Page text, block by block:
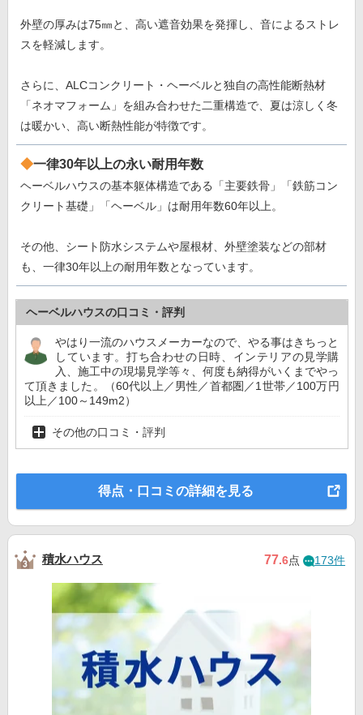
外壁の厚みは75㎜と、高い遮音効果を発揮し、音によるストレ
スを軽減します。
さらに、ALCコンクリート・ヘーベルと独自の高性能断熱材
「ネオマフォーム」を組み合わせた二重構造で、夏は涼しく冬
は暖かい、高い断熱性能が特徴です。
一律30年以上の永い耐用年数
ヘーベルハウスの基本躯体構造である「主要鉄骨」「鉄筋コン
クリート基礎」「ヘーベル」は耐用年数60年以上。
その他、シート防水システムや屋根材、外壁塗装などの部材
も、一律30年以上の耐用年数となっています。
ヘーベルハウスの口コミ・評判
やはり一流のハウスメーカーなので、やる事はきちっと
しています。打ち合わせの日時、インテリアの見学購
入、施工中の現場見学等々、何度も納得がいくまでやっ
て頂きました。（60代以上／男性／首都圏／1世帯／100万円
以上／100～149m2）
その他の口コミ・評判
得点・口コミの詳細を見る
積水ハウス 77.6点 173件